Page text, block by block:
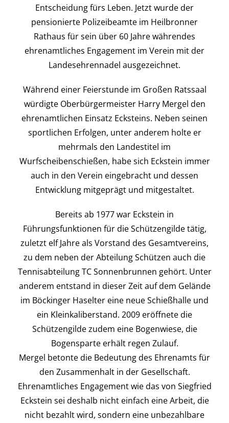
Entscheidung fürs Leben. Jetzt wurde der
pensionierte Polizeibeamte im Heilbronner
Rathaus für sein über 60 Jahre währendes
ehrenamtliches Engagement im Verein mit der
Landesehrennadel ausgezeichnet.
Während einer Feierstunde im Großen Ratssaal
würdigte Oberbürgermeister Harry Mergel den
ehrenamtlichen Einsatz Ecksteins. Neben seinen
sportlichen Erfolgen, unter anderem holte er
mehrmals den Landestitel im
Wurfscheibenschießen, habe sich Eckstein immer
auch in den Verein eingebracht und dessen
Entwicklung mitgeprägt und mitgestaltet.
Bereits ab 1977 war Eckstein in
Führungsfunktionen für die Schützengilde tätig,
zuletzt elf Jahre als Vorstand des Gesamtvereins,
zu dem neben der Abteilung Schützen auch die
Tennisabteilung TC Sonnenbrunnen gehört. Unter
anderem entstand in dieser Zeit auf dem Gelände
im Böckinger Haselter eine neue Schießhalle und
ein Kleinkaliberstand. 2009 eröffnete die
Schützengilde zudem eine Bogenwiese, die
Bogensparte erhält regen Zulauf.
Mergel betonte die Bedeutung des Ehrenamts für
den Zusammenhalt in der Gesellschaft.
Ehrenamtliches Engagement wie das von Siegfried
Eckstein sei deshalb nicht einfach eine Arbeit, die
nicht bezahlt wird, sondern eine unbezahlbare